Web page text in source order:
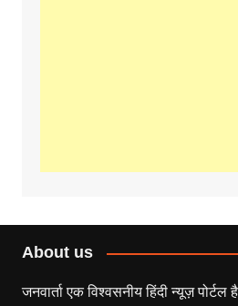
About us
जनवार्ता एक विश्वसनीय हिंदी न्यूज़